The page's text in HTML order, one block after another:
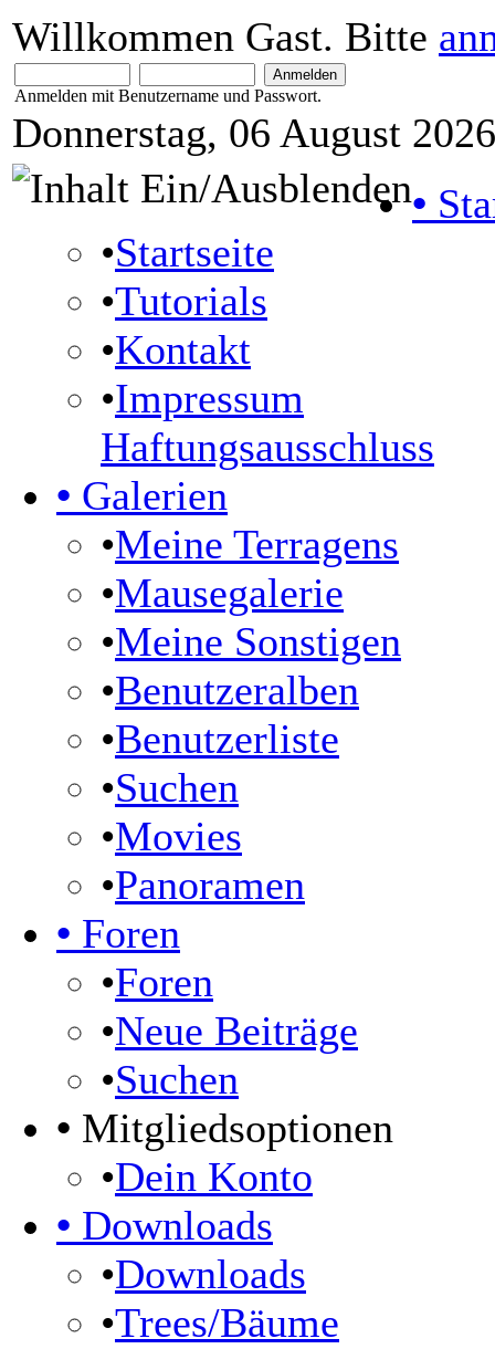
Willkommen Gast. Bitte
Anmelden mit Benutzername und Passwort.
Donnerstag, 06 August
•
•Startseite
•Tutorials
•Kontakt
•Impressum
Haftungsausschluss
• Galerien
•Meine Terragens
•Mausegalerie
•Meine Sonstigen
•Benutzeralben
•Benutzerliste
•Suchen
•Movies
•Panoramen
• Foren
•Foren
•Neue Beiträge
•Suchen
• Mitgliedsoptionen
•Dein Konto
• Downloads
•Downloads
•Trees/Bäume